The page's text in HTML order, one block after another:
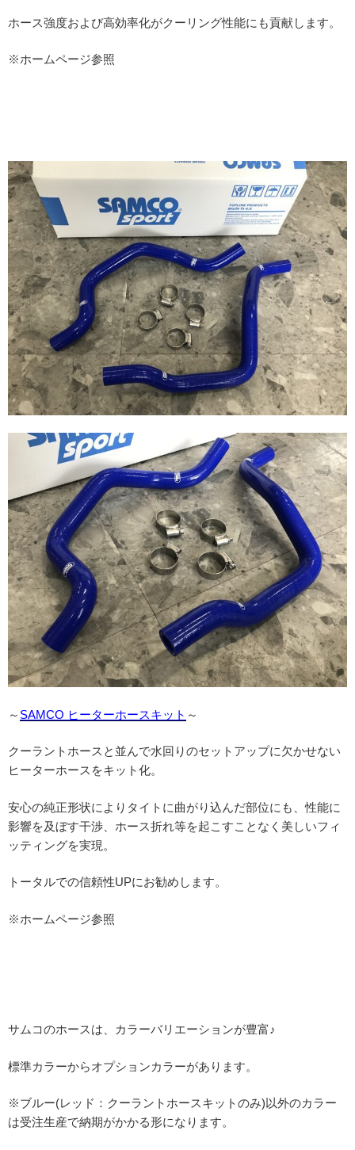
ホース強度および高効率化がクーリング性能にも貢献します。
※ホームページ参照
～ SAMCO ヒーターホースキット ～
クーラントホースと並んで水回りのセットアップに欠かせない
ヒーターホースをキット化。
安心の純正形状によりタイトに曲がり込んだ部位にも、性能に
影響を及ぼす干渉、ホース折れ等を起こすことなく美しいフィ
ッティングを実現。
トータルでの信頼性UPにお勧めします。
※ホームページ参照
サムコのホースは、カラーバリエーションが豊富♪
標準カラーからオプションカラーがあります。
※ブルー(レッド：クーラントホースキットのみ)以外のカラー
は受注生産で納期がかかる形になります。